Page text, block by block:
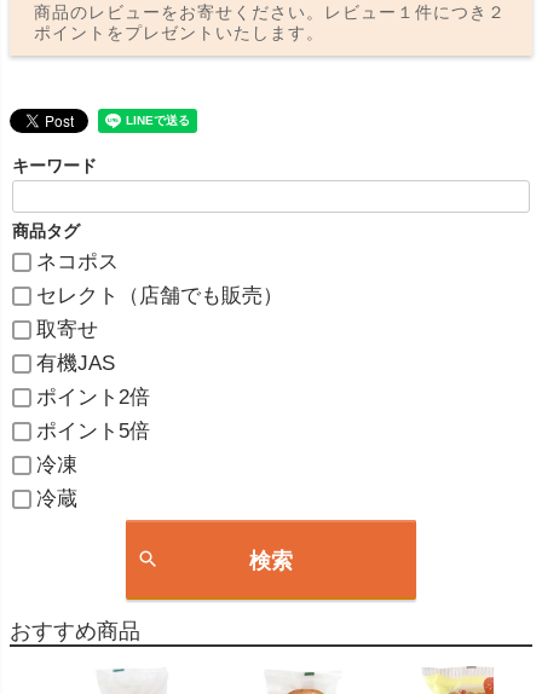
商品のレビューをお寄せください。レビュー１件につき２
ポイントをプレゼントいたします。
キーワード
商品タグ
ネコポス
セレクト（店舗でも販売）
取寄せ
有機JAS
ポイント2倍
ポイント5倍
冷凍
冷蔵
検索
おすすめ商品